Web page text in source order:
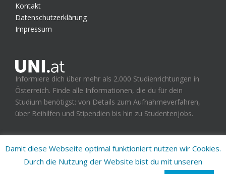
Kontakt
Datenschutzerklärung
Impressum
Informiere dich über mehr als 2.000 Studienrichtungen in
Österreich. Finde alle Informationen, die du für dein
Studium benötigst: von Details zum Aufnahmeverfahren,
über Beihilfen und Stipendien bis hin zu Studentenjobs.
Damit diese Webseite optimal funktioniert nutzen wir Cookies.
Durch die Nutzung der Website bist du mit unseren